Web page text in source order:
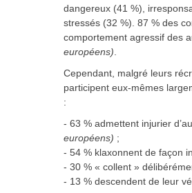
dangereux (41 %),
stressés (32 %). 87 % des
comportement agressif des
européens)
Cependant, malgré leurs
participent eux-mêmes
:
- 63 % admettent injurier
européens) ;
- 54 % klaxonnent de façon
- 30 % « collent »
- 13 % descendent de leur